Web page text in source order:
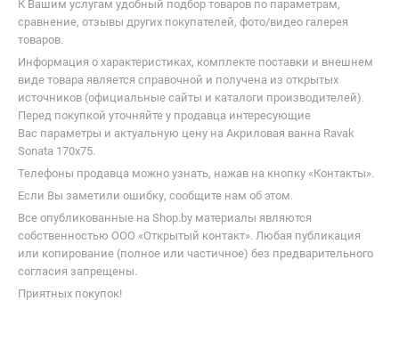
К Вашим услугам удобный подбор товаров по параметрам,
сравнение, отзывы других покупателей, фото/видео галерея
товаров.
Информация о характеристиках, комплекте поставки и внешнем
виде товара является справочной и получена из открытых
источников (официальные сайты и каталоги производителей).
Перед покупкой уточняйте у продавца интересующие
Вас параметры и актуальную цену на Акриловая ванна Ravak
Sonata 170x75.
Телефоны продавца можно узнать, нажав на кнопку «Контакты».
Если Вы заметили ошибку, сообщите нам об этом.
Все опубликованные на Shop.by материалы являются
собственностью ООО «Открытый контакт». Любая публикация
или копирование (полное или частичное) без предварительного
согласия запрещены.
Приятных покупок!